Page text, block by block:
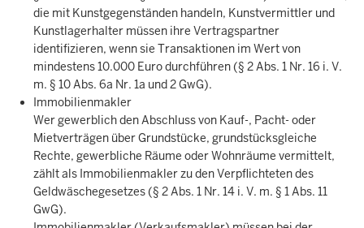
die mit Kunstgegenständen handeln, Kunstvermittler und
Kunstlagerhalter müssen ihre Vertragspartner
identifizieren, wenn sie Transaktionen im Wert von
mindestens 10.000 Euro durchführen (§ 2 Abs. 1 Nr. 16 i. V.
m. § 10 Abs. 6a Nr. 1a und 2 GwG).
Immobilienmakler
Wer gewerblich den Abschluss von Kauf-, Pacht- oder
Mietverträgen über Grundstücke, grundstücksgleiche
Rechte, gewerbliche Räume oder Wohnräume vermittelt,
zählt als Immobilienmakler zu den Verpflichteten des
Geldwäschegesetzes (§ 2 Abs. 1 Nr. 14 i. V. m. § 1 Abs. 11
GwG).